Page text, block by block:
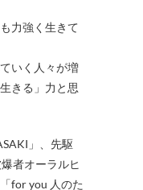
力強く生きて
いく人々が増
きる」力と思
」、先駆
者オーラルヒ
for you 人のた